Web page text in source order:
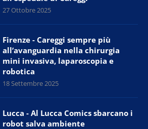
27 Ottobre 2025
Firenze - Careggi sempre più
all’avanguardia nella chirurgia
mini invasiva, laparoscopia e
robotica
18 Settembre 2025
Lucca - Al Lucca Comics sbarcano i
robot salva ambiente